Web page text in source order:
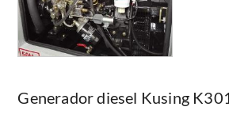
Generador diesel Kusing